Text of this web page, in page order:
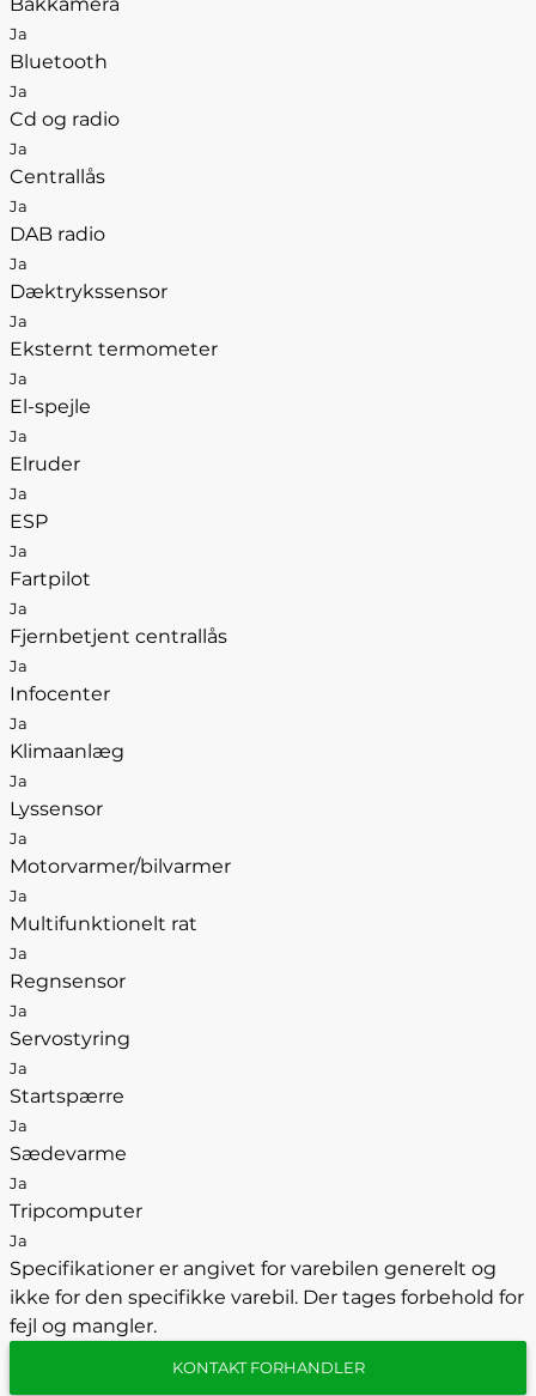
Ja
Bluetooth
Ja
Cd og radio
Ja
Centrallås
Ja
DAB radio
Ja
Dæktrykssensor
Ja
Eksternt termometer
Ja
El-spejle
Ja
Elruder
Ja
ESP
Ja
Fartpilot
Ja
Fjernbetjent centrallås
Ja
Infocenter
Ja
Klimaanlæg
Ja
Lyssensor
Ja
Motorvarmer/bilvarmer
Ja
Multifunktionelt rat
Ja
Regnsensor
Ja
Servostyring
Ja
Startspærre
Ja
Sædevarme
Ja
Tripcomputer
Ja
Specifikationer er angivet for varebilen generelt og
ikke for den specifikke varebil. Der tages forbehold for
fejl og mangler.
KONTAKT FORHANDLER